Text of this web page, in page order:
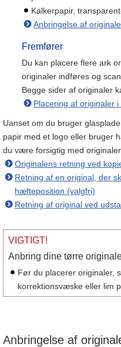
Kalkerpapir,
Anbringelse af
Fremfører
Du kan placere flere ark
originaler indføres og
Begge sider af originaler
Placering af originaler
Uanset om du bruger
papir med et logo eller bruger
du være forsigtig med
Originalens retning ved
Retning af en original, der
hæfteposition (valgfri)
Retning af original ved
VIGTIGT!
Anbring dine tørre
Før du placerer originaler,
korrektionsvæske eller lim
Anbringelse af